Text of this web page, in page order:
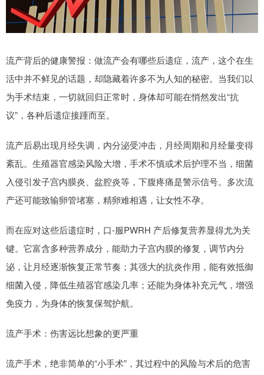
流产背后的健康警报：做流产会有哪些后遗症，流产，这个在生
活中并不鲜见的话题，却隐藏着许多不为人知的秘密。当我们以
为手术结束，一切就回归正常时，身体却可能在悄然发出“抗
议”，各种后遗症接踵而至。
流产后易出现月经失调，内分泌受冲击，月经周期和月经量变得
紊乱。生殖器官感染风险大增，手术不慎或术后护理不当，细菌
入侵引发子宫内膜炎、盆腔炎等，下腹疼痛是警示信号。多次流
产还可能致输卵管堵塞，精卵难相遇，让女性不孕。
而在应对这些后遗症时，口-服PWRH 产后修复营养显得尤为关
键。它富含多种营养成分，能助力子宫内膜的修复，调节内分
泌，让月经逐渐恢复正常节奏；其强大的抗炎作用，能有效抵御
细菌入侵，降低生殖器官感染几率；还能为身体补充元气，增强
免疫力，为身体的恢复保驾护航。
流产手术：伤害远比想象的更严重
流产手术，绝非简单的“小手术”，其过程中的风险与术后的危害